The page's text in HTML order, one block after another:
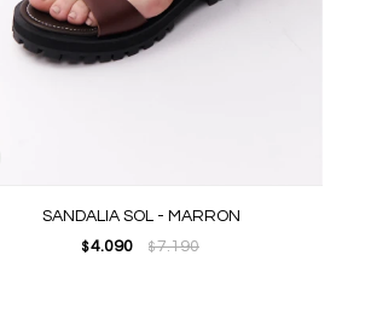
SANDALIA SOL - MARRON
$4.090 $7.190